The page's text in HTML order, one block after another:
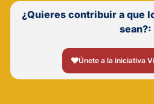
¿Quieres contribuir a que
sean?:
Únete a la iniciativa